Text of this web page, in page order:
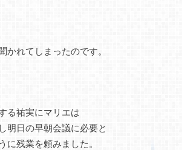
かれてしまったのです。
る祐実にマリエは
明日の早朝会議に必要と
に残業を頼みました。